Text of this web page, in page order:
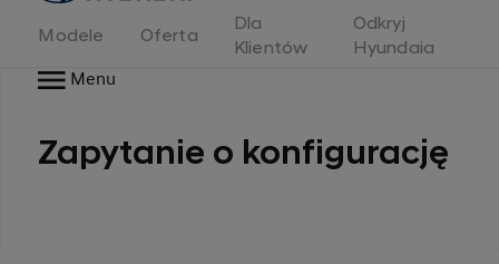
Modele Oferta
Dla
Klientów
Odkryj
Hyundaia
Menu
Zapytanie o konfigurację